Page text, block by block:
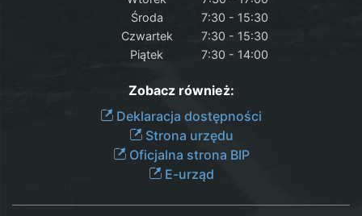
Środa
7:30 - 15:30
Czwartek
7:30 - 15:30
Piątek
7:30 - 14:00
Zobacz również:
Deklaracja dostępności
Strona urzędu
Oficjalna strona BIP
E-urząd